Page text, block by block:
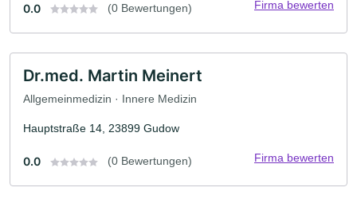
0.0 (0 Bewertungen) Firma bewerten
Dr.med. Martin Meinert
Allgemeinmedizin · Innere Medizin
Hauptstraße 14, 23899 Gudow
0.0 (0 Bewertungen) Firma bewerten